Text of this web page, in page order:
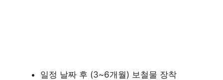
일정 날짜 후 (3~6개월) 보철물 장착